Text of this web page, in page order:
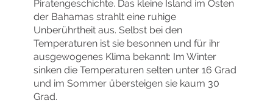
Piratengeschichte. Das kleine Island im Osten
der Bahamas strahlt eine ruhige
Unberührtheit aus. Selbst bei den
Temperaturen ist sie besonnen und für ihr
ausgewogenes Klima bekannt: Im Winter
sinken die Temperaturen selten unter 16 Grad
und im Sommer übersteigen sie kaum 30
Grad.